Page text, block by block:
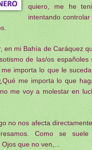
quiero, me he
intentando
en mi Bahía de Caráquez
de las/os
importa lo que le
me importa lo que
me voy a molestar en
no nos afecta
Como se suele
que no ven,...